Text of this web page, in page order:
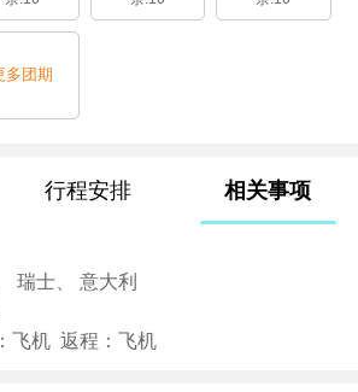
多团期
行程安排 相关事项
瑞士、 意大利
飞机 返程：飞机